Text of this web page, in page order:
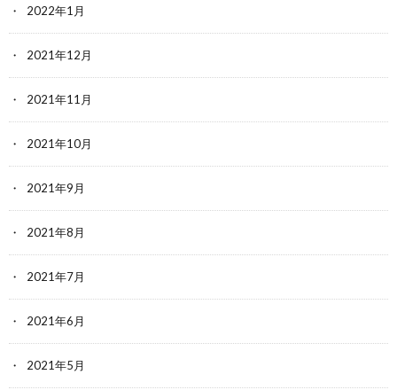
2022年1月
2021年12月
2021年11月
2021年10月
2021年9月
2021年8月
2021年7月
2021年6月
2021年5月